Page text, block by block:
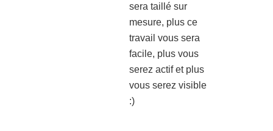
sera taillé sur
mesure, plus ce
travail vous sera
facile, plus vous
serez actif et plus
vous serez visible
:)